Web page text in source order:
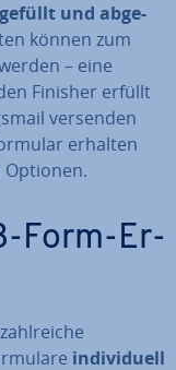
und ab­ge­
können zum
– eine
Finisher erfüllt
versenden
erhalten
Optionen.
Form-Er­
in­di­vi­du­ell